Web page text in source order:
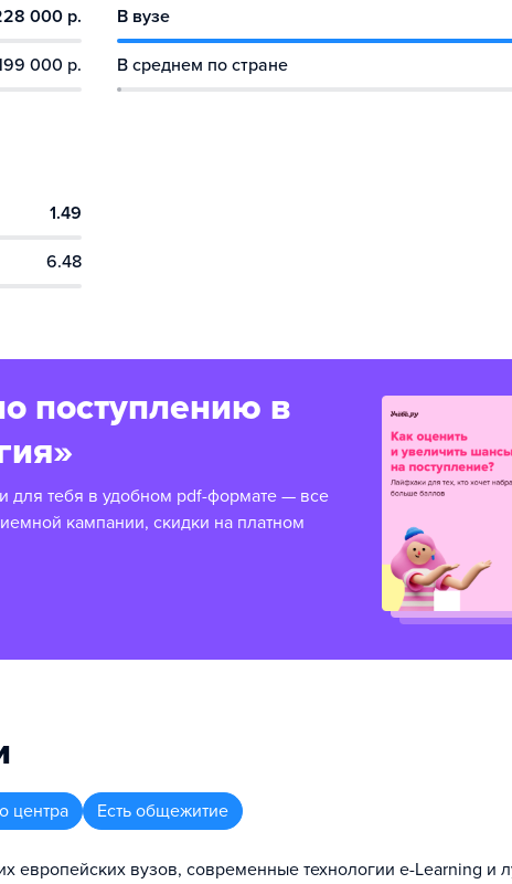
000 р.
000 р.
В вузе
В среднем по стране
1.49
6.48
поступлению в
для тебя в удобном pdf-формате — все
кампании, скидки на платном
центра Есть общежитие
европейских вузов, современные технологии e-Learning и